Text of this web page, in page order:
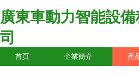
廣東車動力智能設
司
首頁 企業簡介 產